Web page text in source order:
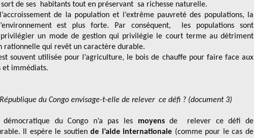
de ses habitants tout en préservant sa richesse naturelle.
de la population et l’extrême pauvreté des populations, la
est plus forte. Par conséquent, les populations sont
un mode de gestion qui privilégie le court terme au détriment
rationnelle qui revêt un caractère durable.
souvent utilisée pour l’agriculture, le bois de chauffe pour faire face aux
et immédiats.
du Congo envisage-t-elle de relever ce défi ? (document 3)
démocratique du Congo n’a pas les moyensde relever ce défi de
Il espère le soutiende l’aide internationale (comme pour le cas de